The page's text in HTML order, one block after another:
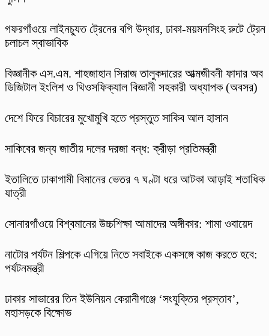
গফরগাঁওয়ে লাইনচ্যুত ট্রেনের বগি উদ্ধার, ঢাকা-ময়মনসিংহ রুটে ট্রেন
চলাচল স্বাভাবিক
বিজ্ঞানীক এস.এম. শাহজাহান সিরাজ তালুকদারের আত্মজীবনী ফাদার অব
ডিজিটাল ইংলিশ ও থিওসফিক্যাল বিজ্ঞানী সহকারী অধ্যাপক (অবসর)
দেশে ফিরে বিচারের মুখোমুখি হতে প্রস্তুত সাকিব আল হাসান
সাকিবের জন্য জাতীয় দলের দরজা বন্ধ: ক্রীড়া প্রতিমন্ত্রী
ইতালিতে ঢাকাগামী বিমানের ভেতর ৭ ঘণ্টা ধরে আটকা আড়াই শতাধিক
যাত্রী
সোনারগাঁওয়ে বিশ্বমানের উচ্চশিক্ষা আমাদের অঙ্গীকার: শামা ওবায়েদ
নাটোর পর্যটন শিল্পকে এগিয়ে নিতে সবাইকে একসঙ্গে কাজ করতে হবে:
পর্যটনমন্ত্রী
ঢাকার সাভারের তিন ইউনিয়ন কেরানীগঞ্জে ‘সংযুক্তির প্রস্তাব’,
মহাসড়কে বিক্ষোভ